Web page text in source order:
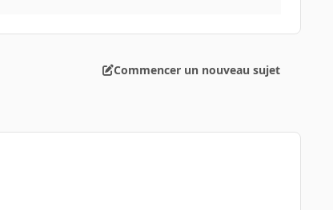
Commencer un nouveau sujet